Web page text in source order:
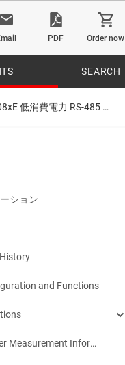
PDF Order now
SEARCH
SNx5HVD308xE 低消費電力 RS-485 トランシーバ
ション
and Functions
Maximum Ratings
Information